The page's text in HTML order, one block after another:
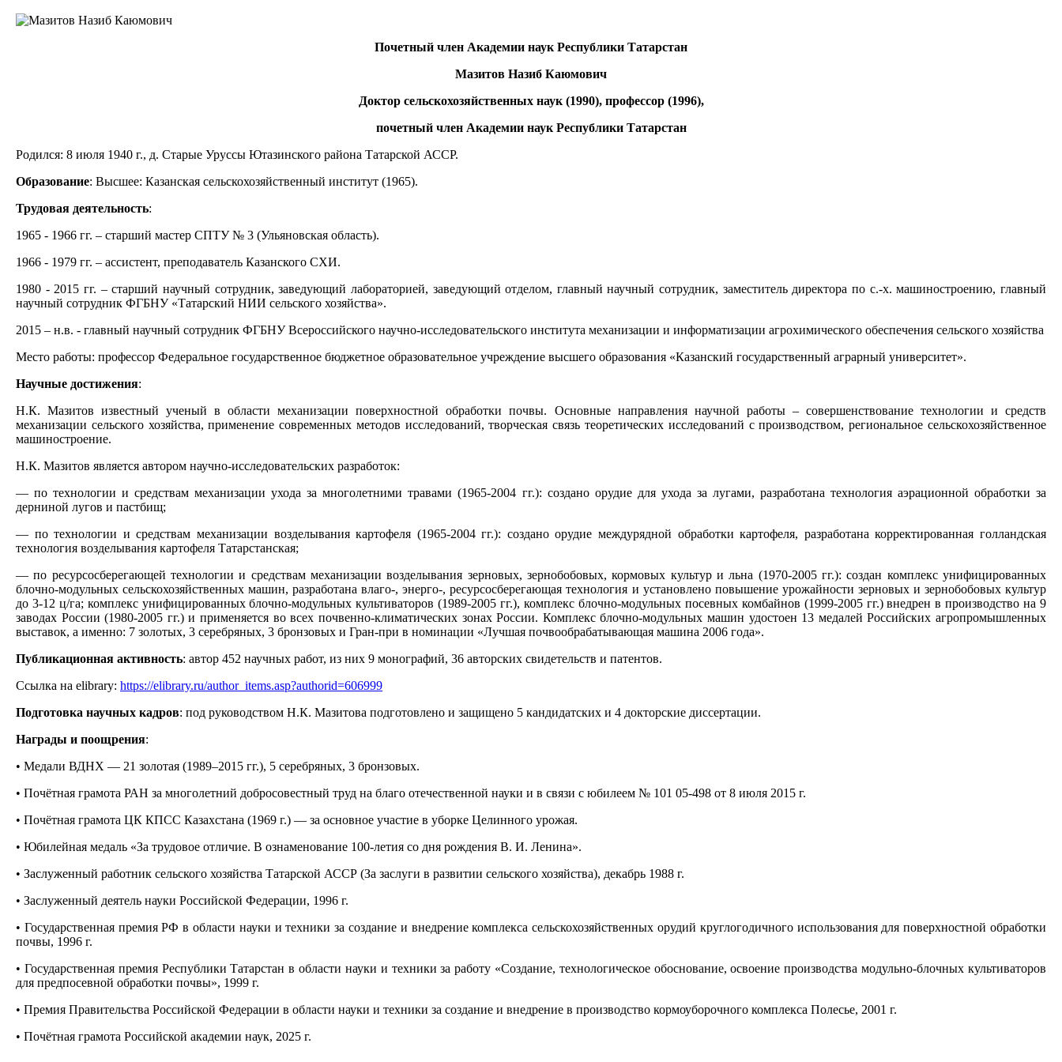
Почетный член Академии наук Республики Татарстан
Мазитов Назиб Каюмович
Доктор сельскохозяйственных наук (1990), профессор (1996),
почетный член Академии наук Республики Татарстан
Родился: 8 июля 1940 г., д. Старые Уруссы Ютазинского района Татарской АССР.
Образование: Высшее: Казанская сельскохозяйственный институт (1965).
Трудовая деятельность:
1965 - 1966 гг. – старший мастер СПТУ № 3 (Ульяновская область).
1966 - 1979 гг. – ассистент, преподаватель Казанского СХИ.
1980 - 2015 гг. – старший научный сотрудник, заведующий лабораторией, заведующий отделом, главный научный сотрудник, заместитель директора по с.-х. машиностроению, главный
научный сотрудник ФГБНУ «Татарский НИИ сельского хозяйства».
2015 – н.в. - главный научный сотрудник ФГБНУ Всероссийского научно-исследовательского института механизации и информатизации агрохимического обеспечения сельского хозяйства
Место работы: профессор Федеральное государственное бюджетное образовательное учреждение высшего образования «Казанский государственный аграрный университет».
Научные достижения:
Н.К. Мазитов известный ученый в области механизации поверхностной обработки почвы. Основные направления научной работы – совершенствование технологии и средств
механизации сельского хозяйства, применение современных методов исследований, творческая связь теоретических исследований с производством, региональное сельскохозяйственное
машиностроение.
Н.К. Мазитов является автором научно-исследовательских разработок:
— по технологии и средствам механизации ухода за многолетними травами (1965-2004 гг.): создано орудие для ухода за лугами, разработана технология аэрационной обработки за
дерниной лугов и пастбищ;
— по технологии и средствам механизации возделывания картофеля (1965-2004 гг.): создано орудие междурядной обработки картофеля, разработана корректированная голландская
технология возделывания картофеля Татарстанская;
— по ресурсосберегающей технологии и средствам механизации возделывания зерновых, зернобобовых, кормовых культур и льна (1970-2005 гг.): создан комплекс унифицированных
блочно-модульных сельскохозяйственных машин, разработана влаго-, энерго-, ресурсосберегающая технология и установлено повышение урожайности зерновых и зернобобовых культур
до 3-12 ц/га; комплекс унифицированных блочно-модульных культиваторов (1989-2005 гг.), комплекс блочно-модульных посевных комбайнов (1999-2005 гг.) внедрен в производство на 9
заводах России (1980-2005 гг.) и применяется во всех почвенно-климатических зонах России. Комплекс блочно-модульных машин удостоен 13 медалей Российских агропромышленных
выставок, а именно: 7 золотых, 3 серебряных, 3 бронзовых и Гран-при в номинации «Лучшая почвообрабатывающая машина 2006 года».
Публикационная активность: автор 452 научных работ, из них 9 монографий, 36 авторских свидетельств и патентов.
Ссылка на elibrary: https://elibrary.ru/author_items.asp?authorid=606999
Подготовка научных кадров: под руководством Н.К. Мазитова подготовлено и защищено 5 кандидатских и 4 докторские диссертации.
Награды и поощрения:
• Медали ВДНХ — 21 золотая (1989–2015 гг.), 5 серебряных, 3 бронзовых.
• Почётная грамота РАН за многолетний добросовестный труд на благо отечественной науки и в связи с юбилеем № 101 05-498 от 8 июля 2015 г.
• Почётная грамота ЦК КПСС Казахстана (1969 г.) — за основное участие в уборке Целинного урожая.
• Юбилейная медаль «За трудовое отличие. В ознаменование 100-летия со дня рождения В. И. Ленина».
• Заслуженный работник сельского хозяйства Татарской АССР (За заслуги в развитии сельского хозяйства), декабрь 1988 г.
• Заслуженный деятель науки Российской Федерации, 1996 г.
• Государственная премия РФ в области науки и техники за создание и внедрение комплекса сельскохозяйственных орудий круглогодичного использования для поверхностной обработки
почвы, 1996 г.
• Государственная премия Республики Татарстан в области науки и техники за работу «Создание, технологическое обоснование, освоение производства модульно-блочных культиваторов
для предпосевной обработки почвы», 1999 г.
• Премия Правительства Российской Федерации в области науки и техники за создание и внедрение в производство кормоуборочного комплекса Полесье, 2001 г.
• Почётная грамота Российской академии наук, 2025 г.